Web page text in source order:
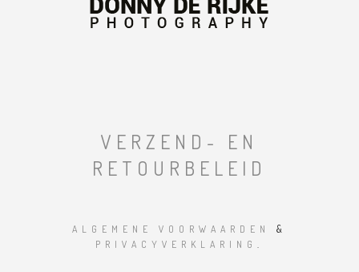
VERZEND- EN
RETOURBELEID
ALGEMENE VOORWAARDEN
&
PRIVACYVERKLARING .